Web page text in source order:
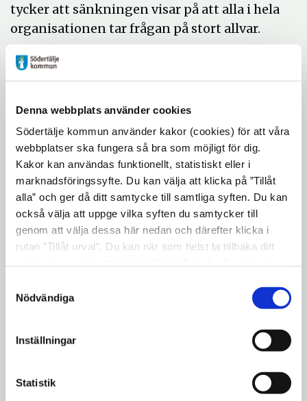
Denna webbplats använder cookies
Södertälje kommun använder kakor (cookies) för att våra
webbplatser ska fungera så bra som möjligt för dig.
Kakor kan användas funktionellt, statistiskt eller i
marknadsföringssyfte. Du kan välja att klicka på ”Tillåt
alla” och ger då ditt samtycke till samtliga syften. Du kan
också välja att uppge vilka syften du samtycker till
genom att välja dessa här nedan och därefter klicka i
rutan ”Tillåt urval”. Du kan när som helst ta tillbaka ditt
"Visa detaljer" kan du läsa om hur kakorna används och
hur vi och våra leverantörer inhämtar och behandlar
Nödvändiga
Inställningar
Statistik
tycker att sänkningen visar på att alla i hela
organisationen tar frågan på stort allvar.
Inom projektet
aktiviteter genomförts under 2016. Alla
chefer har utbildats i en metod som kallas
Aktiv sjukskrivning
som ska leda till ett
hälsofrämjande förhållningssätt. Detta har
lett till att ett nytt arbetssätt för hur man
kan fånga ohälsa i ett tidigt skede har
anammats. Ett femtiotal workshops har
genomförts där kommunens medarbetare
har diskuterat hållbar arbetshälsa på
sjukfrånvaron framförallt beror på att vi nu i
organisationen pratar om hälsa och ohälsa
prioriterad på alla nivåer, säger Zara Kvist